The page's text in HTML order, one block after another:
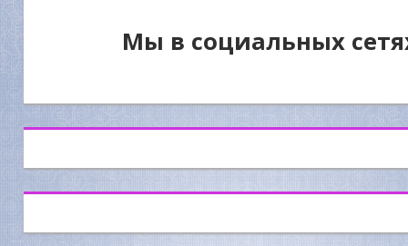
Мы в социальных